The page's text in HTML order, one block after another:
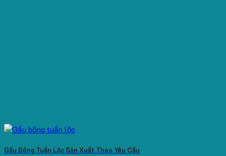
Gấu Bông Tuần Lộc Sản Xuất Theo Yêu Cầu